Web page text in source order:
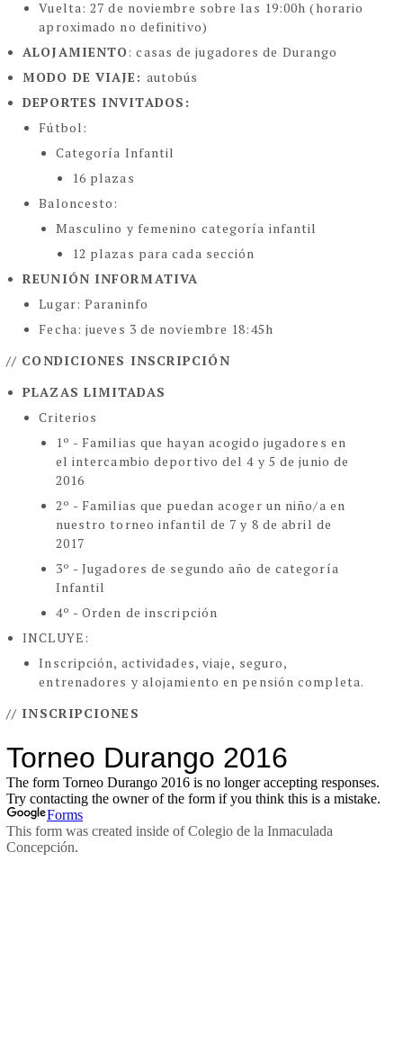
Vuelta: 27 de noviembre sobre las 19:00h (horario
aproximado no definitivo)
ALOJAMIENTO: casas de jugadores de Durango
MODO DE VIAJE: autobús
DEPORTES INVITADOS:
Fútbol:
Categoría Infantil
16 plazas
Baloncesto:
Masculino y femenino categoría infantil
12 plazas para cada sección
REUNIÓN INFORMATIVA
Lugar: Paraninfo
Fecha: jueves 3 de noviembre 18:45h
// CONDICIONES INSCRIPCIÓN
PLAZAS LIMITADAS
Criterios
1º - Familias que hayan acogido jugadores en
el intercambio deportivo del 4 y 5 de junio de
2016
2º - Familias que puedan acoger un niño/a en
nuestro torneo infantil de 7 y 8 de abril de
2017
3º - Jugadores de segundo año de categoría
Infantil
4º - Orden de inscripción
INCLUYE:
Inscripción, actividades, viaje, seguro,
entrenadores y alojamiento en pensión completa.
// INSCRIPCIONES